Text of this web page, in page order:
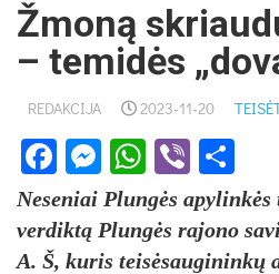
Žmoną
– temidės
REDAKCIJA 2023-11-20
Facebook
Messenger
Viber
Neseniai Plungės apylinkės
verdiktą Plungės rajono
A. Š, kuris teisėsaugininkų